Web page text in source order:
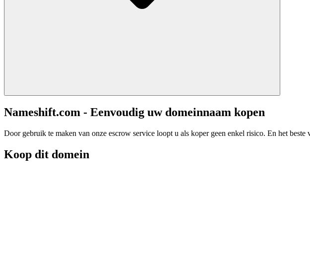
Nameshift.com - Eenvoudig uw domeinnaam kopen
Door gebruik te maken van onze escrow service loopt u als koper geen enkel risico. En het
Koop dit domein